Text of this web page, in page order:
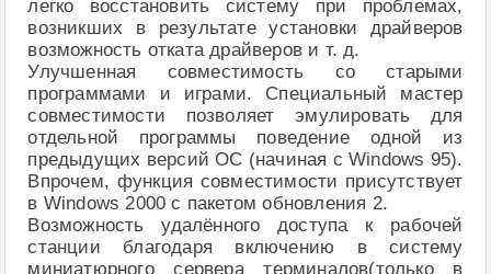
легко восстановить систему при проблемах,
возникших в результате установки драйверов
возможность отката драйверов и т. д.
Улучшенная совместимость со старыми
программами и играми. Специальный мастер
совместимости позволяет эмулировать для
отдельной программы поведение одной из
предыдущих версий ОС (начиная с Windows 95).
Впрочем, функция совместимости присутствует
в Windows 2000 с пакетом обновления 2.
Возможность удалённого доступа к рабочей
станции благодаря включению в систему
миниатюрного сервера терминалов(только в